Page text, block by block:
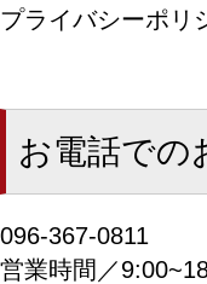
プライバシーポリ
お電話での
096-367-0811
営業時間／